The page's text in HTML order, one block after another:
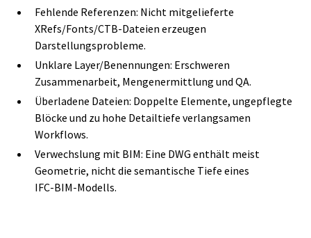
Fehlende Referenzen: Nicht mitgelieferte
XRefs/Fonts/CTB‑Dateien erzeugen
Darstellungsprobleme.
Unklare Layer/Benennungen: Erschweren
Zusammenarbeit, Mengenermittlung und QA.
Überladene Dateien: Doppelte Elemente, ungepflegte
Blöcke und zu hohe Detailtiefe verlangsamen
Workflows.
Verwechslung mit BIM: Eine DWG enthält meist
Geometrie, nicht die semantische Tiefe eines
IFC‑BIM‑Modells.